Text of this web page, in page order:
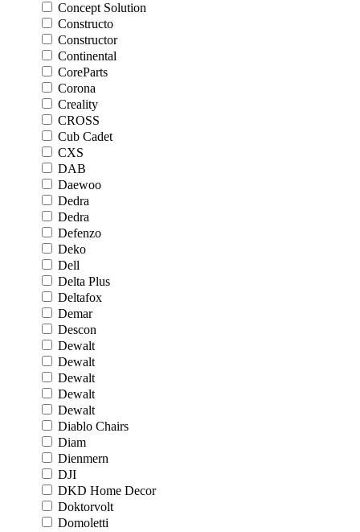
Concept Solution
Constructo
Constructor
Continental
CoreParts
Corona
Creality
CROSS
Cub Cadet
CXS
DAB
Daewoo
Dedra
Dedra
Defenzo
Deko
Dell
Delta Plus
Deltafox
Demar
Descon
Dewalt
Dewalt
Dewalt
Dewalt
Dewalt
Diablo Chairs
Diam
Dienmern
DJI
DKD Home Decor
Doktorvolt
Domoletti